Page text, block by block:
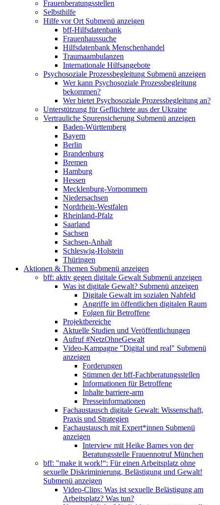
Frauenberatungsstellen
Selbsthilfe
Hilfe vor Ort Submenü anzeigen
bff-Hilfsdatenbank
Frauenhaussuche
Hilfsdatenbank Menschenhandel
Traumaambulanzen
Internationale Hilfsangebote
Psychosoziale Prozessbegleitung Submenü anzeigen
Wer kann Psychosoziale Prozessbegleitung
bekommen?
Wer bietet Psychosoziale Prozessbegleitung an?
Unterstützung für Geflüchtete aus der Ukraine
Vertrauliche Spurensicherung Submenü anzeigen
Baden-Württemberg
Bayern
Berlin
Brandenburg
Bremen
Hamburg
Hessen
Mecklenburg-Vorpommern
Niedersachsen
Nordrhein-Westfalen
Rheinland-Pfalz
Saarland
Sachsen
Sachsen-Anhalt
Schleswig-Holstein
Thüringen
Aktionen & Themen Submenü anzeigen
bff: aktiv gegen digitale Gewalt Submenü anzeigen
Was ist digitale Gewalt? Submenü anzeigen
Digitale Gewalt im sozialen Nahfeld
Angriffe im öffentlichen digitalen Raum
Folgen für Betroffene
Projektbereiche
Aktuelle Studien und Veröffentlichungen
Aufruf #NetzOhneGewalt
Video-Kampagne "Digital und real" Submenü
anzeigen
Forderungen
Stimmen der bff-Fachberatungsstellen
Informationen für Betroffene
Inhalte barriere-arm
Presseinformationen
Fachaustausch digitale Gewalt: Wissenschaft,
Praxis und Strategien
Fachaustausch mit Expert*innen Submenü
anzeigen
Interview mit Heike Barnes von der
Beratungsstelle Frauennotruf München
bff: "make it work!“: Für einen Arbeitsplatz ohne
sexuelle Diskriminierung, Belästigung und Gewalt!
Submenü anzeigen
Video-Clips: Was ist sexuelle Belästigung am
Arbeitsplatz? Was tun?